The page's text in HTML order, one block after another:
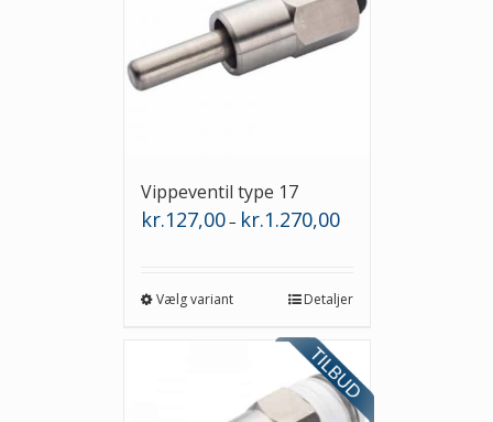
Vippeventil type 17
kr.127,00– kr.1.270,00Prisinterval:
Vælg variant Detaljer